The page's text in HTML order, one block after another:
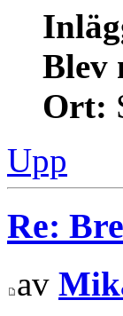
Blev
Ort:
Upp
Re:
av